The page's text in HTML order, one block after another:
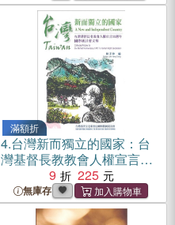
滿額折
4.台灣新而獨立的國家：台
灣基督長教教會人權宣言聖
經與神學論述
9 225
無庫存